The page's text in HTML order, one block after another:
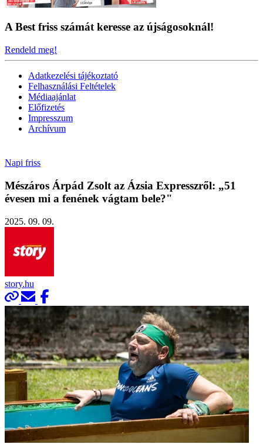
A Best friss számát keresse az újságosoknál!
Rendeld meg!
Adatkezelési tájékoztató
Felhasználási Feltételek
Médiaajánlat
Előfizetés
Impresszum
Archívum
Napi friss
Mészáros Árpád Zsolt az Ázsia Expresszről: „51
évesen mi a fenének vágtam bele?"
2025. 09. 09.
story.hu